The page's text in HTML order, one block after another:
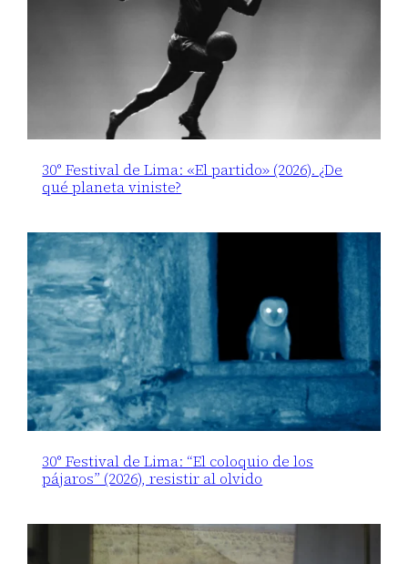
30° Festival de Lima: «El partido» (2026). ¿De
qué planeta viniste?
30° Festival de Lima: “El coloquio de los
pájaros” (2026), resistir al olvido